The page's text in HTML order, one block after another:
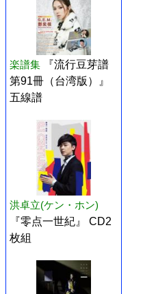
楽譜集
『流行豆芽譜
第91冊（台湾版）』
五線譜
洪卓立(ケン・ホン)
『零点一世紀』 CD2
枚組